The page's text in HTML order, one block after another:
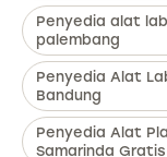
Penyedia alat
palembang
Penyedia Alat
Bandung
Penyedia Alat
Samarinda